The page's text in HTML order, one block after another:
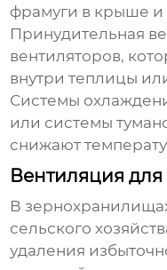
фрамуги в крыше и
Принудительная
вентиляторов,
внутри теплицы
Системы
или системы
снижают
Вентиляция
В
сельского
удаления